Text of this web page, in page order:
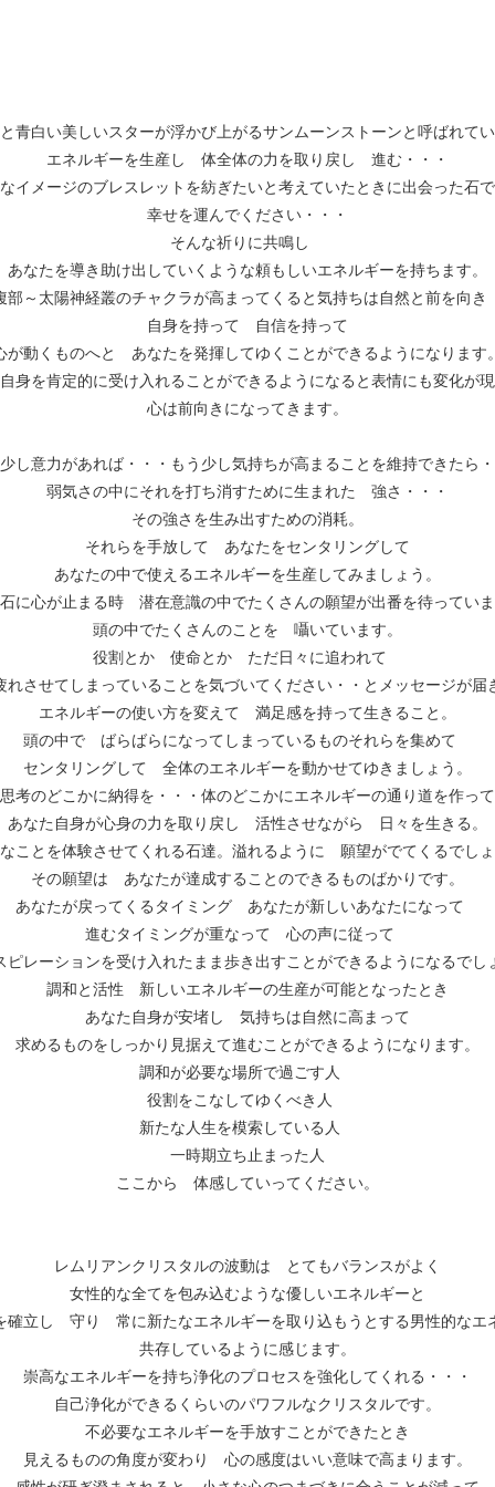
青白い美しいスターが浮かび上がるサンムーンストーンと呼ばれて
エネルギーを生産し 体全体の力を取り戻し 進む・・・
イメージのブレスレットを紡ぎたいと考えていたときに出会った石で
幸せを運んでください・・・
そんな祈りに共鳴し
あなたを導き助け出していくような頼もしいエネルギーを持ちます。
部～太陽神経叢のチャクラが高まってくると気持ちは自然と前を向き
自身を持って 自信を持って
が動くものへと あなたを発揮してゆくことができるようになります。
身を肯定的に受け入れることができるようになると表情にも変化が
心は前向きになってきます。
し意力があれば・・・もう少し気持ちが高まることを維持できたら・
弱気さの中にそれを打ち消すために生まれた 強さ・・・
その強さを生み出すための消耗。
それらを手放して あなたをセンタリングして
あなたの中で使えるエネルギーを生産してみましょう。
に心が止まる時 潜在意識の中でたくさんの願望が出番を待っていま
頭の中でたくさんのことを 囁いています。
役割とか 使命とか ただ日々に追われて
れさせてしまっていることを気づいてください・・とメッセージが届
エネルギーの使い方を変えて 満足感を持って生きること。
頭の中で ばらばらになってしまっているものそれらを集めて
センタリングして 全体のエネルギーを動かせてゆきましょう。
思考のどこかに納得を・・・体のどこかにエネルギーの通り道を作って
あなた自身が心身の力を取り戻し 活性させながら 日々を生きる。
ことを体験させてくれる石達。溢れるように 願望がでてくるでしょ
その願望は あなたが達成することのできるものばかりです。
あなたが戻ってくるタイミング あなたが新しいあなたになって
進むタイミングが重なって 心の声に従って
ピレーションを受け入れたまま歩き出すことができるようになるでし
調和と活性 新しいエネルギーの生産が可能となったとき
あなた自身が安堵し 気持ちは自然に高まって
求めるものをしっかり見据えて進むことができるようになります。
調和が必要な場所で過ごす人
役割をこなしてゆくべき人
新たな人生を模索している人
一時期立ち止まった人
ここから 体感していってください。
レムリアンクリスタルの波動は とてもバランスがよく
女性的な全てを包み込むような優しいエネルギーと
確立し 守り 常に新たなエネルギーを取り込もうとする男性的なエ
共存しているように感じます。
崇高なエネルギーを持ち浄化のプロセスを強化してくれる・・・
自己浄化ができるくらいのパワフルなクリスタルです。
不必要なエネルギーを手放すことができたとき
見えるものの角度が変わり 心の感度はいい意味で高まります。